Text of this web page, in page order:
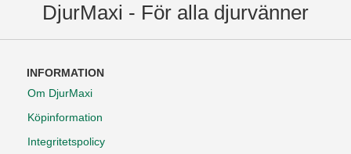
DjurMaxi - För alla djurvänner
INFORMATION
Om DjurMaxi
Köpinformation
Integritetspolicy